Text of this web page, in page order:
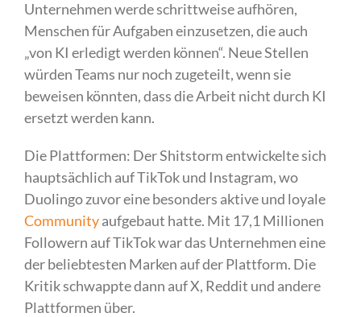
Unternehmen werde schrittweise aufhören,
Menschen für Aufgaben einzusetzen, die auch
„von KI erledigt werden können“. Neue Stellen
würden Teams nur noch zugeteilt, wenn sie
beweisen könnten, dass die Arbeit nicht durch KI
ersetzt werden kann.
Die Plattformen: Der Shitstorm entwickelte sich
hauptsächlich auf TikTok und Instagram, wo
Duolingo zuvor eine besonders aktive und loyale
Communityaufgebaut hatte. Mit 17,1 Millionen
Followern auf TikTok war das Unternehmen eine
der beliebtesten Marken auf der Plattform. Die
Kritik schwappte dann auf X, Reddit und andere
Plattformen über.